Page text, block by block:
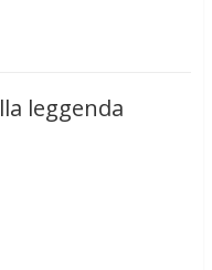
leggenda